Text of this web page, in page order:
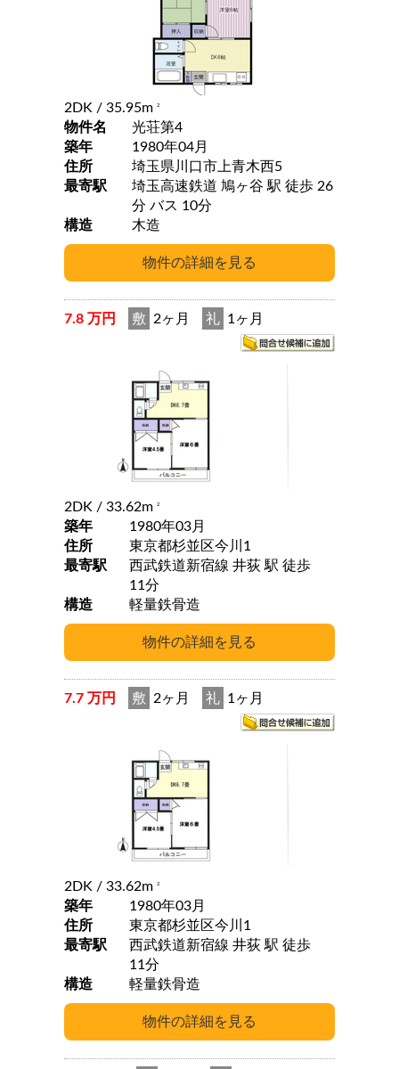
2DK / 35.95m 2
物件名
光荘第4
築年
1980年04月
住所
埼玉県川口市上青木西5
最寄駅
埼玉高速鉄道 鳩ヶ谷 駅 徒歩 26
分 バス 10分
構造
木造
7.8 万円 敷 2ヶ月 礼 1ヶ月
2DK / 33.62m 2
築年
1980年03月
住所
東京都杉並区今川1
最寄駅
西武鉄道新宿線 井荻 駅 徒歩
11分
構造
軽量鉄骨造
7.7 万円 敷 2ヶ月 礼 1ヶ月
2DK / 33.62m 2
築年
1980年03月
住所
東京都杉並区今川1
最寄駅
西武鉄道新宿線 井荻 駅 徒歩
11分
構造
軽量鉄骨造